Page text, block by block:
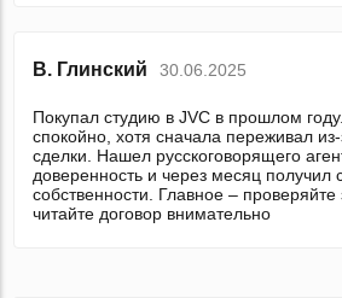
В. Глинский 30.06.2025
Покупал студию в JVC в прошлом
спокойно, хотя сначала переживал
сделки. Нашел русскоговорящего
доверенность и через месяц получил
собственности. Главное –
читайте договор внимательно